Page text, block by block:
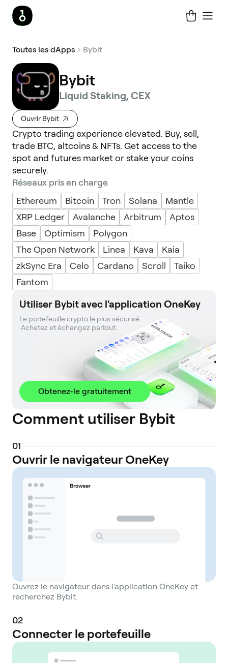
Toutes les dApps Bybit
Bybit
Liquid Staking, CEX
Ouvrir Bybit
Crypto trading experience elevated. Buy, sell,
trade BTC, altcoins & NFTs. Get access to the
spot and futures market or stake your coins
securely.
Réseaux pris en charge
Ethereum
Bitcoin Tron Solana
Mantle
XRP Ledger
Avalanche Arbitrum
Aptos
Base
Optimism
Polygon
The Open Network
Linea Kava
Kaia
zkSync Era
Celo Cardano Scroll
Taiko
Fantom
Utiliser Bybit avec l'application OneKey
Le portefeuille crypto le plus sécurisé.
Achetez et échangez partout.
Obtenez-le gratuitement
Comment utiliser Bybit
01
Ouvrir le navigateur OneKey
Ouvrez le navigateur dans l'application OneKey et
recherchez Bybit.
02
Connecter le portefeuille